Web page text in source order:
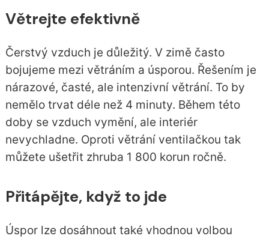
Větrejte efektivně
Čerstvý vzduch je důležitý. V zimě často
bojujeme mezi větráním a úsporou. Řešením je
nárazové, časté, ale intenzivní větrání. To by
nemělo trvat déle než 4 minuty. Během této
doby se vzduch vymění, ale interiér
nevychladne. Oproti větrání ventilačkou tak
můžete ušetřit zhruba 1 800 korun ročně.
Přitápějte, když to jde
Úspor lze dosáhnout také vhodnou volbou